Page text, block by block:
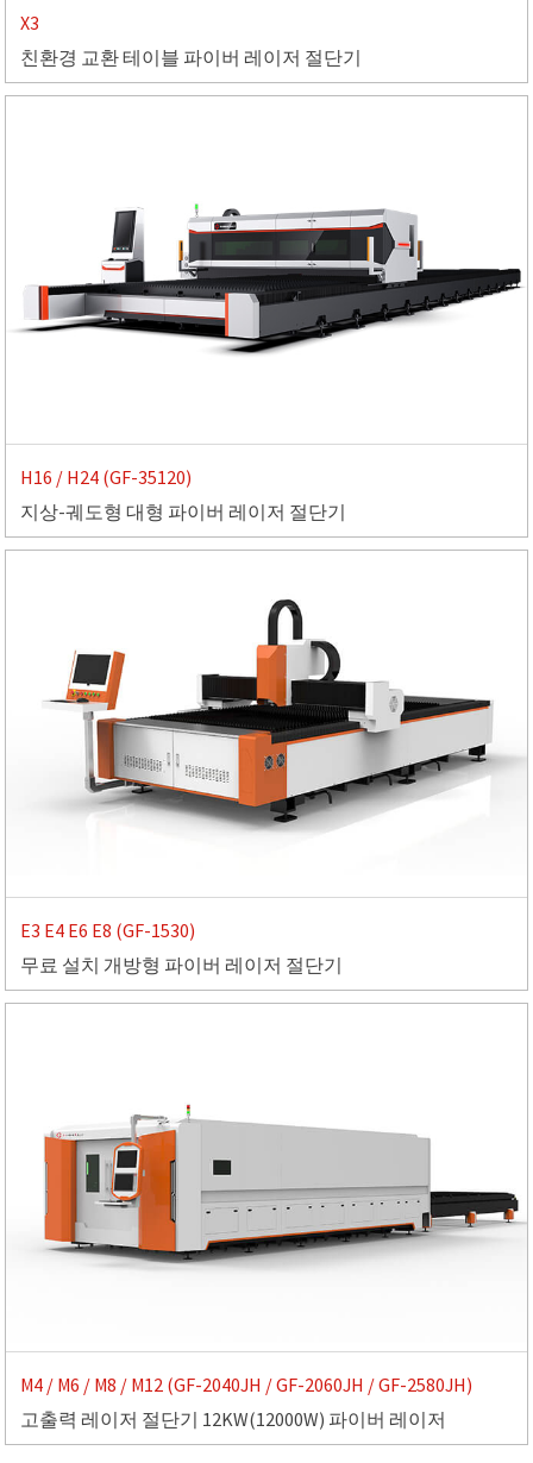
X3
친환경 교환 테이블 파이버 레이저 절단기
H16 / H24 (GF-35120)
지상-궤도형 대형 파이버 레이저 절단기
E3 E4 E6 E8 (GF-1530)
무료 설치 개방형 파이버 레이저 절단기
M4 / M6 / M8 / M12 (GF-2040JH / GF-2060JH / GF-2580JH)
고출력 레이저 절단기 12KW(12000W) 파이버 레이저